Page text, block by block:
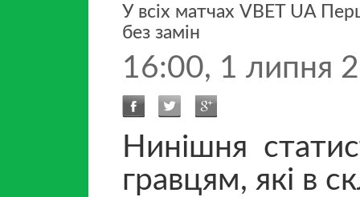
У всіх матчах VBET UA
без замін
16:00, 1 липня
Нинішня
гравцям, які в